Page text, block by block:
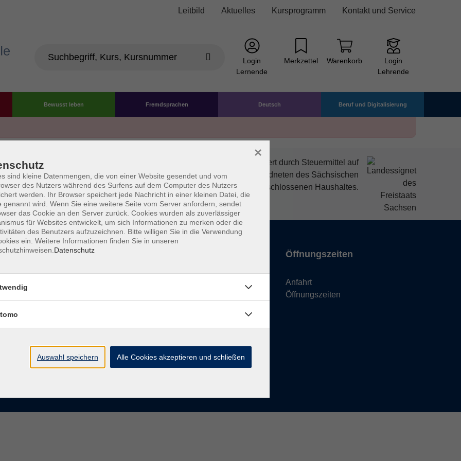
Leitbild Aktuelles Kursprogramm Kontakt und Service
Login
Lernende
Merkzettel Warenkorb
Login
Lehrende
Bewusst leben Fremdsprachen Deutsch Beruf und Digitalisierung
Die Volkshochschule wird mitfinanziert durch Steuermittel auf
der Grundlage des von den Abgeordneten des Sächsischen
Landtags beschlossenen Haushaltes.
AGB Datenschutzerklärung Impressum Widerruf
Kontaktformular
Öffnungszeiten
Anfahrt
Öffnungszeiten
sind kleine Datenmengen, die von einer Website gesendet und vom
des Nutzers während des Surfens auf dem Computer des Nutzers
werden. Ihr Browser speichert jede Nachricht in einer kleinen Datei, die
genannt wird. Wenn Sie eine weitere Seite vom Server anfordern, sendet
das Cookie an den Server zurück. Cookies wurden als zuverlässiger
für Websites entwickelt, um sich Informationen zu merken oder die
des Benutzers aufzuzeichnen. Bitte willigen Sie in die Verwendung
ein. Weitere Informationen finden Sie in unseren
Datenschutz
×
Auswahl speichern Alle Cookies akzeptieren und schließen